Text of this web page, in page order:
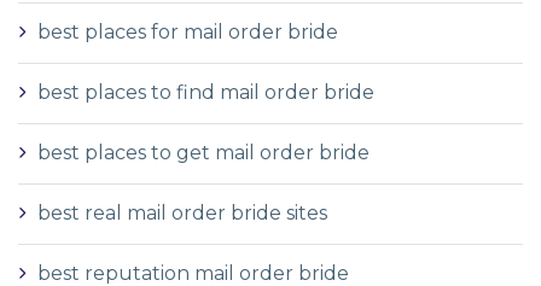
best places for mail order bride
best places to find mail order bride
best places to get mail order bride
best real mail order bride sites
best reputation mail order bride